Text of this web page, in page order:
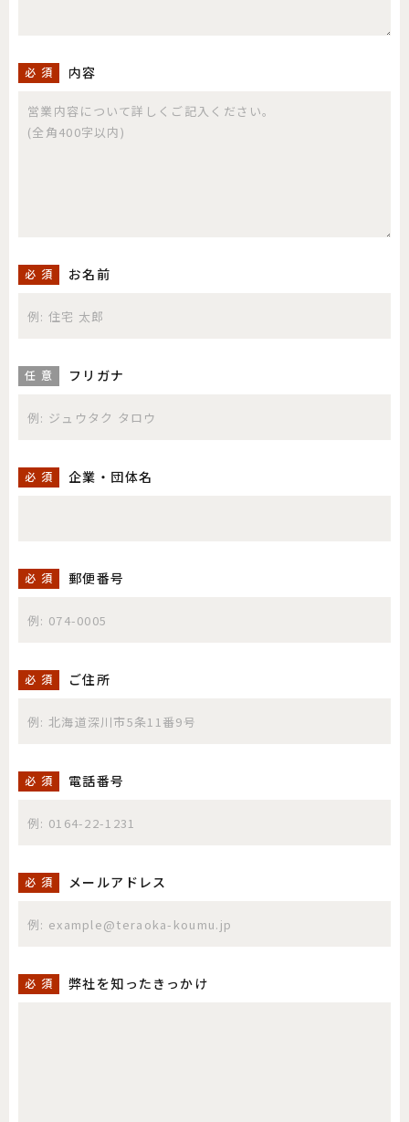
必 須 内容
必 須 お名前
任 意 フリガナ
必 須 企業・団体名
必 須 郵便番号
必 須 ご住所
必 須 電話番号
必 須 メールアドレス
必 須 弊社を知ったきっかけ